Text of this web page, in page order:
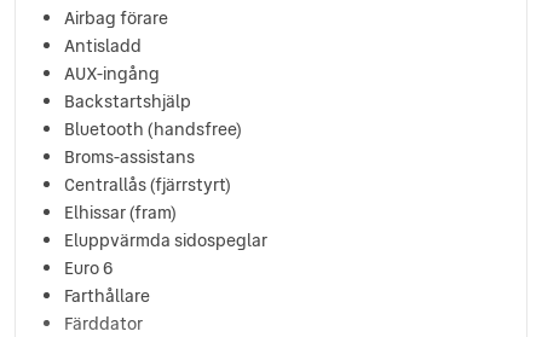
Airbag förare
Antisladd
AUX-ingång
Backstartshjälp
Bluetooth (handsfree)
Broms-assistans
Centrallås (fjärrstyrt)
Elhissar (fram)
Eluppvärmda sidospeglar
Euro 6
Farthållare
Färddator